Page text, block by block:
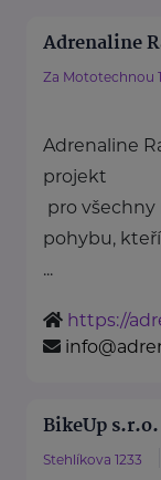
Adrenaline
Za Mototechnou
Adrenaline
projekt
pro
pohybu,
...
https://
BikeUp s.r.o.
Stehlíkova 1233